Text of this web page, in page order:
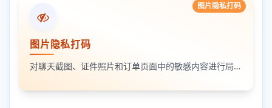
图片隐私打码
图片隐私打码
对聊天截图、证件照片和订单页面中的敏感内容进行局部打码，支持多次框选和重复处理